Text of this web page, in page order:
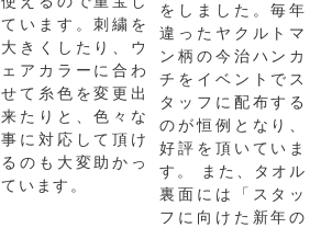
ています。刺繍を
大きくしたり、ウ
ェアカラーに合わ
せて糸色を変更出
来たりと、色々な
事に対応して頂け
るのも大変助かっ
ています。
をしました。毎年
違ったヤクルトマ
ン柄の今治ハンカ
チをイベントでス
タッフに配布する
のが恒例となり、
好評を頂いていま
す。 また、タオル
裏面には「スタッ
フに向けた新年の